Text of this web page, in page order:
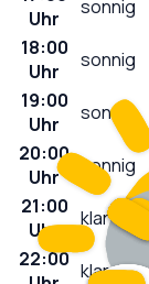
Uhr
sonnig
18:00
Uhr
sonnig
19:00
Uhr
sonnig
20:00
Uhr
sonnig
21:00
Uhr
klar
22:00 klar